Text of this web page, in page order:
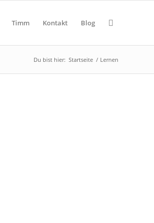
Timm Kontakt Blog
Du bist hier: Startseite / Lernen